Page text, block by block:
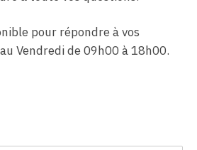
pour répondre à vos
Vendredi de 09h00 à 18h00.